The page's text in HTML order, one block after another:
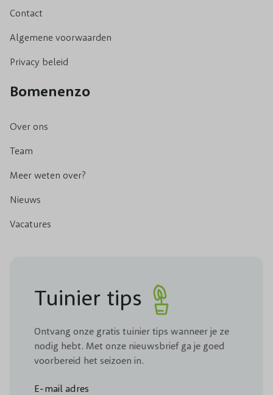
Contact
Algemene voorwaarden
Privacy beleid
Bomenenzo
Over ons
Team
Meer weten over?
Nieuws
Vacatures
Tuinier tips
Ontvang onze gratis tuinier tips wanneer je ze
nodig hebt. Met onze nieuwsbrief ga je goed
voorbereid het seizoen in.
E-mail adres